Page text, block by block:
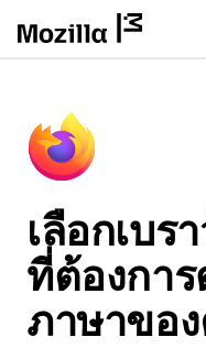
เลือกเบร
ที่ต้องกา
ภาษาขอ